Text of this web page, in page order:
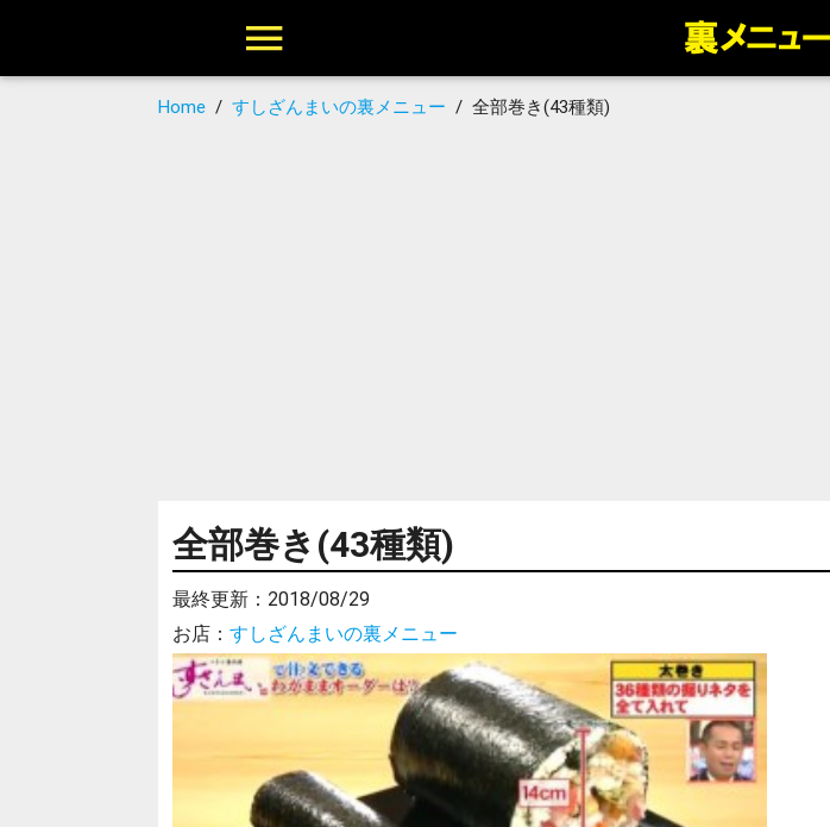
Home /すしざんまいの裏メニュー /全部巻き(43種類)
全部巻き(43種類)
最終更新： 2018/08/29
お店： すしざんまいの裏メニュー